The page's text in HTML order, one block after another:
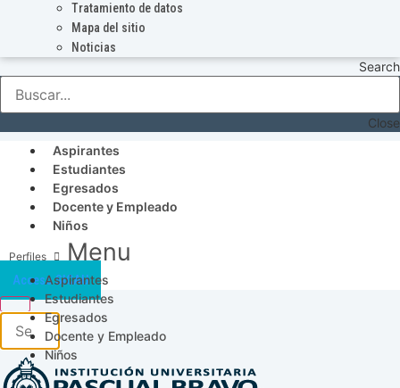
Tratamiento de datos
Mapa del sitio
Noticias
Search
Close
Aspirantes
Estudiantes
Egresados
Docente y Empleado
Niños
Menu
Aspirantes
Estudiantes
Egresados
Docente y Empleado
Niños
Acceso SICAU